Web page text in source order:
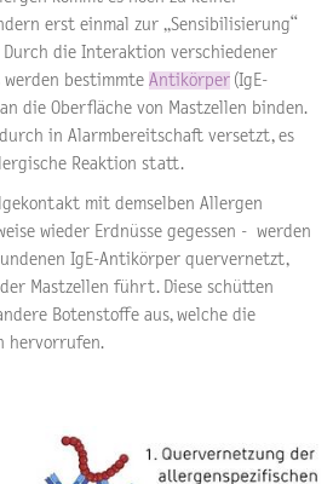
erst einmal zur „Sensibilisierung“
Durch die Interaktion verschiedener
werden bestimmte Antikörper (IgE-
die Oberfläche von Mastzellen binden.
in Alarmbereitschaft versetzt, es
Reaktion statt.
mit demselben Allergen
wieder Erdnüsse gegessen - werden
IgE-Antikörper quervernetzt,
Mastzellen führt. Diese schütten
Botenstoffe aus, welche die
hervorrufen.